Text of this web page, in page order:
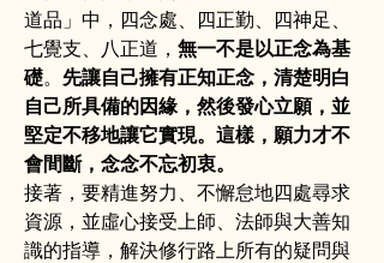
道品」中，四念處、四正勤、四神足、
七覺支、八正道， 無一不是以正念為基
礎。 先讓自己擁有正知正念，清楚明白
自己所具備的因緣，然後發心立願，並
堅定不移地讓它實現。這樣，願力才不
會間斷，念念不忘初衷。
接著，要精進努力、不懈怠地四處尋求
資源，並虛心接受上師、法師與大善知
識的指導，解決修行路上所有的疑問與